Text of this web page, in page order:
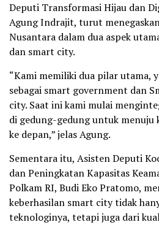
Deputi Transformasi Hijau dan
Agung Indrajit, turut
Nusantara dalam dua aspek
dan smart city.
“Kami memiliki dua pilar utama,
sebagai smart government dan
city. Saat ini kami mulai
di gedung-gedung untuk
ke depan,” jelas Agung.
Sementara itu, Asisten Deputi
dan Peningkatan Kapasitas
Polkam RI, Budi Eko Pratomo,
keberhasilan smart city tidak
teknologinya, tetapi juga dari